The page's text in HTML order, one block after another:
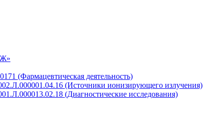
(Фармацевтическая деятельность)
(Источники ионизирующего излучения)
(Диагностические исследования)